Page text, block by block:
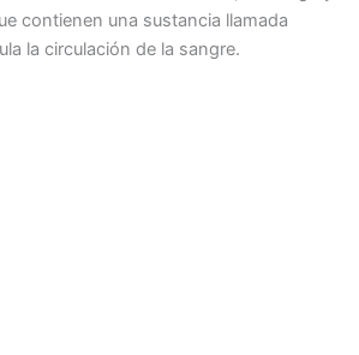
contienen una sustancia llamada
la circulación de la sangre.